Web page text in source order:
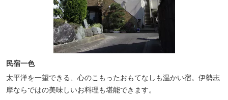
民宿一色
太平洋を一望できる、心のこもったおもてなしも温かい宿。伊勢志
摩ならではの美味しいお料理も堪能できます。